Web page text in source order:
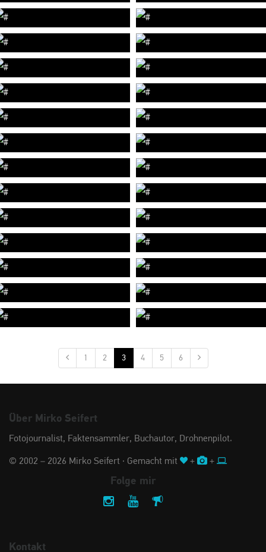
1 2 3 4 5 6
Über Mirko Seifert
Fotojournalist, Faktensammler, Buchautor, Drohnenpilot.
© 2002 – 2026 Mirko Seifert · Gemacht mit + +
Folge mir
Kontakt